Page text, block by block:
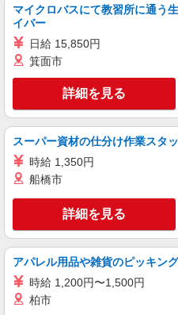
による ○基本給：221,770〜237,070円 ＊職務手
当：8,000〜
回 ＊昇給：
（株）ウィルオブ・ワークCW 千
看護助手
キープ
株式会社kotrio /●SW-H1-2024221
≪常盤平駅≫
マイクロバスにて教習所に通う
イバー
日給 15,850円
箕面市
詳細を見る
スーパー資材の仕分け作業スタ
時給 1,350円
船橋市
詳細を見る
アパレル用品や雑貨のピッキン
時給 1,200円〜1,500円
柏市